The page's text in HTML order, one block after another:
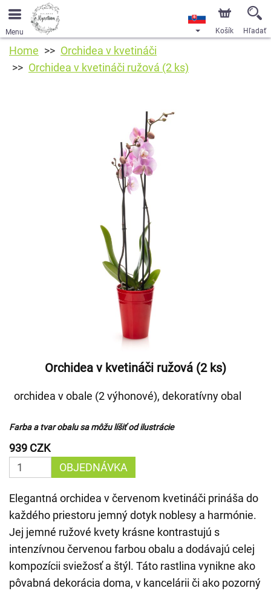
Menu Košík Hľadať
Home
Orchidea v kvetináči
Orchidea v kvetináči ružová (2 ks)
Orchidea v kvetináči ružová (2 ks)
orchidea v obale (2 výhonové), dekoratívny obal
Farba a tvar obalu sa môžu líšiť od ilustrácie
939 CZK
OBJEDNÁVKA
Elegantná orchidea v červenom kvetináči prináša do
každého priestoru jemný dotyk noblesy a harmónie.
Jej jemné ružové kvety krásne kontrastujú s
intenzívnou červenou farbou obalu a dodávajú celej
kompozícii sviežosť a štýl. Táto rastlina vynikne ako
pôvabná dekorácia doma, v kancelárii či ako pozorný